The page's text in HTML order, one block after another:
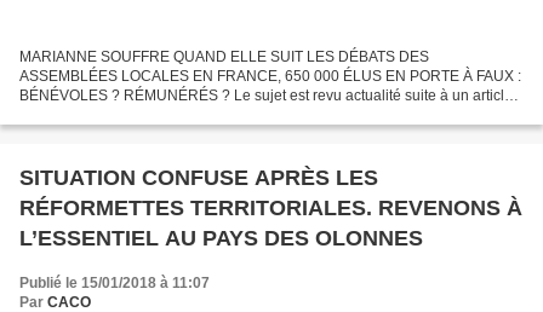
MARIANNE SOUFFRE QUAND ELLE SUIT LES DÉBATS DES
ASSEMBLÉES LOCALES EN FRANCE, 650 000 ÉLUS EN PORTE À FAUX :
BÉNÉVOLES ? RÉMUNÉRÉS ? Le sujet est revu actualité suite à un article
corses...
SITUATION CONFUSE APRÈS LES
RÉFORMETTES TERRITORIALES. REVENONS À
L’ESSENTIEL AU PAYS DES OLONNES
Publié le 15/01/2018 à 11:07
Par CACO